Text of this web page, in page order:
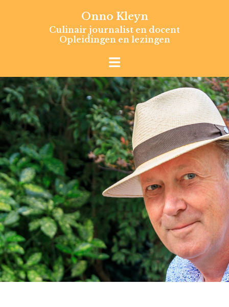
Onno Kleyn
Culinair journalist en docent
Opleidingen en lezingen